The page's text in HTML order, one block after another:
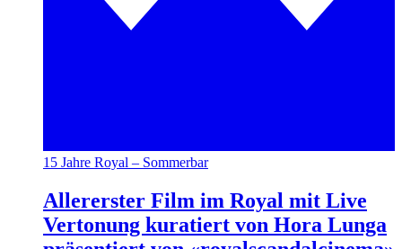
15 Jahre Royal – Sommerbar
Allererster Film im Royal mit Live
Vertonung kuratiert von Hora Lunga